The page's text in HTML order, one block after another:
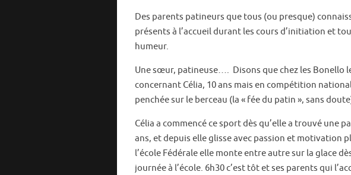
e
b
o
o
k
it
r
ai ta
er
Des parents patineurs que tous (ou presque)
présents à l’accueil durant les cours d’initiation et
humeur.
Une sœur, patineuse…. Disons que chez les Bonello
concernant Célia, 10 ans mais en compétition
penchée sur le berceau (la « fée du patin », sans
Célia a commencé ce sport dès qu’elle a trouvé une
ans, et depuis elle glisse avec passion et motivation
l’école Fédérale elle monte entre autre sur la glace
journée à l’école. 6h30 c’est tôt et ses parents qui